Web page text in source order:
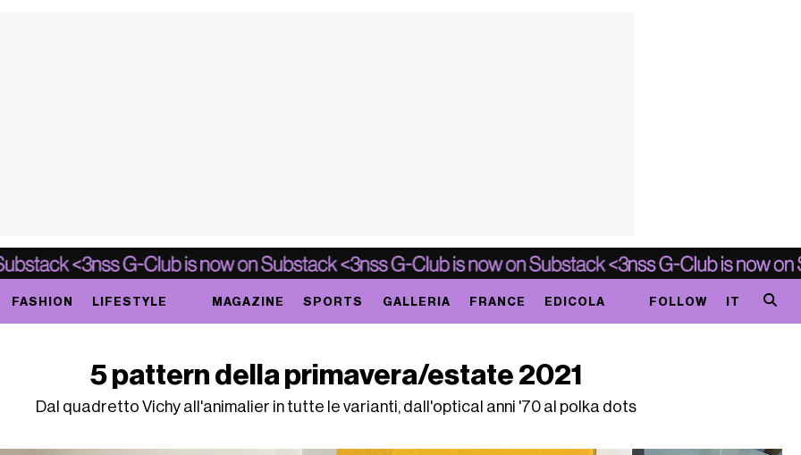
FASHION LIFESTYLE MAGAZINE SPORTS GALLERIA FRANCE EDICOLA FOLLOW IT
5 pattern della primavera/estate 2021
Dal quadretto Vichy all'animalier in tutte le varianti, dall'optical anni '70 al polka dots